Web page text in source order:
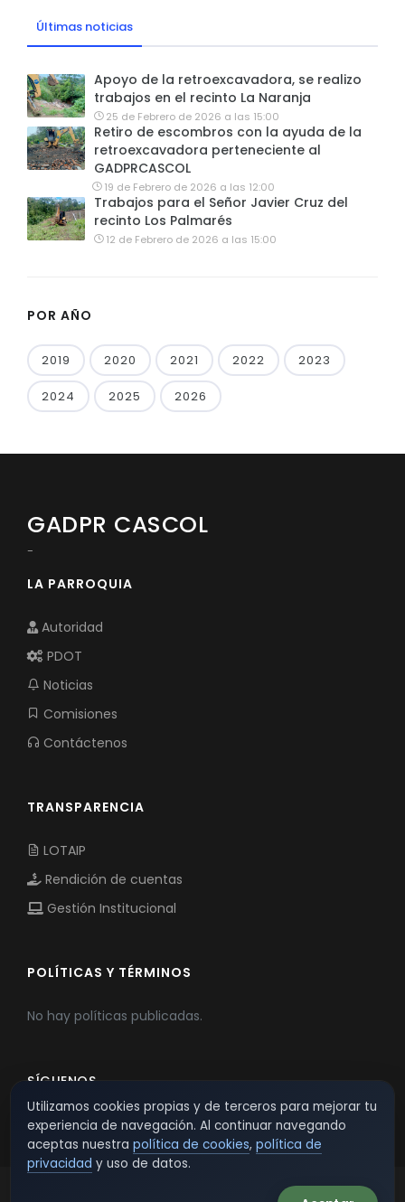
Últimas noticias
Apoyo de la retroexcavadora, se realizo
trabajos en el recinto La Naranja
25 de Febrero de 2026 a las 15:00
Retiro de escombros con la ayuda de la
retroexcavadora perteneciente al
GADPRCASCOL
19 de Febrero de 2026 a las 12:00
Trabajos para el Señor Javier Cruz del
recinto Los Palmarés
12 de Febrero de 2026 a las 15:00
POR AÑO
2019 2020 2021 2022 2023
2024 2025 2026
GADPR CASCOL
-
LA PARROQUIA
Autoridad
PDOT
Noticias
Comisiones
Contáctenos
TRANSPARENCIA
LOTAIP
Rendición de cuentas
Gestión Institucional
POLÍTICAS Y TÉRMINOS
No hay políticas publicadas.
SÍGUENOS
Utilizamos cookies propias y de terceros para mejorar tu
experiencia de navegación. Al continuar navegando
aceptas nuestra política de cookies, política de
privacidad y uso de datos.